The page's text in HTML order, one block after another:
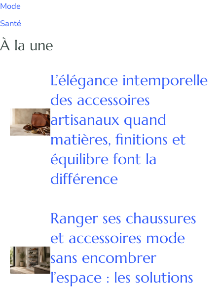
Mode
Santé
À la une
L’élégance intemporelle
des accessoires
artisanaux quand
matières, finitions et
équilibre font la
différence
Ranger ses chaussures
et accessoires mode
sans encombrer
l’espace : les solutions